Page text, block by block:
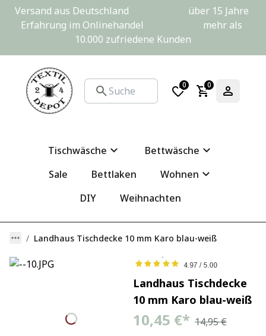
Versand aus Deutschland                         über 15 Jahre
Erfahrung im Onlinehandel                         mehr als
10.000 zufriedene Kunden
0 0
Tischwäsche
Bettwäsche
Sale
Bettlaken
Wohnen
DIY
Weihnachten
Landhaus Tischdecke 10 mm Karo blau-weiß
Landhaus Tischdecke
10 mm Karo blau-weiß
10,45 €* 14,95 €